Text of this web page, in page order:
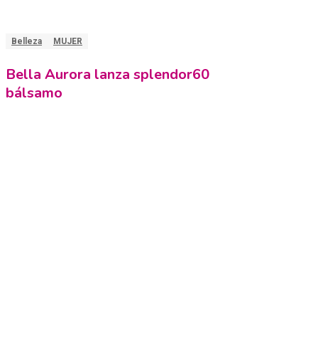
Belleza MUJER
Bella Aurora lanza splendor60
bálsamo